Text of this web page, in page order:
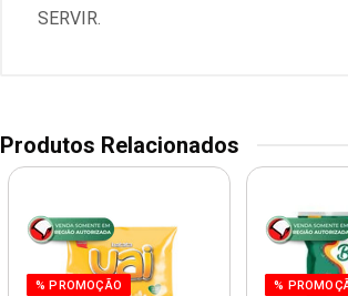
SERVIR.
Produtos Relacionados
% PROMOÇÃO %